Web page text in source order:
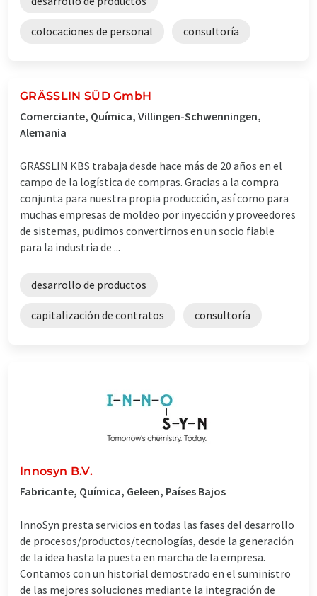
colocaciones de personal consultoría
GRÄSSLIN SÜD GmbH
Comerciante, Química, Villingen-Schwenningen,
Alemania
GRÄSSLIN KBS trabaja desde hace más de 20 años en el
campo de la logística de compras. Gracias a la compra
conjunta para nuestra propia producción, así como para
muchas empresas de moldeo por inyección y proveedores
de sistemas, pudimos convertirnos en un socio fiable
para la industria de ...
desarrollo de productos
capitalización de contratos consultoría
Innosyn B.V.
Fabricante, Química, Geleen, Países Bajos
InnoSyn presta servicios en todas las fases del desarrollo
de procesos/productos/tecnologías, desde la generación
de la idea hasta la puesta en marcha de la empresa.
Contamos con un historial demostrado en el suministro
de las mejores soluciones mediante la integración de